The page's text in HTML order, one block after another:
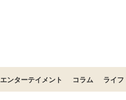
エンターテイメント コラム ライフ